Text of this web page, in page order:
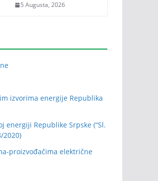
5 Augusta, 2026
izvorima energije Republika
energiji Republike Srpske (“Sl.
2020)
proizvođačima električne